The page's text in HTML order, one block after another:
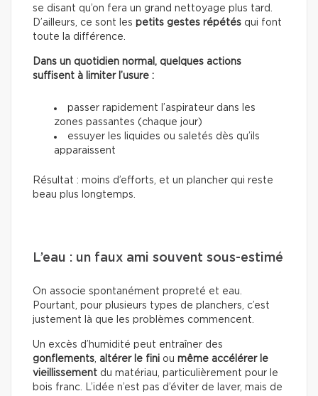
se disant qu’on fera un grand nettoyage plus tard.
D’ailleurs, ce sont les petits gestes répétés qui font
toute la différence.
Dans un quotidien normal, quelques actions
suffisent à limiter l’usure :
passer rapidement l’aspirateur dans les
zones passantes (chaque jour)
essuyer les liquides ou saletés dès qu’ils
apparaissent
Résultat : moins d’efforts, et un plancher qui reste
beau plus longtemps.
L’eau : un faux ami souvent sous-estimé
On associe spontanément propreté et eau.
Pourtant, pour plusieurs types de planchers, c’est
justement là que les problèmes commencent.
Un excès d’humidité peut entraîner des
gonflements altérer le fini ou même accélérer le
vieillissement du matériau, particulièrement pour le
bois franc. L’idée n’est pas d’éviter de laver, mais de